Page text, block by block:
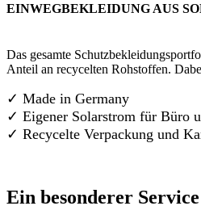
EINWEGBEKLEIDUNG AUS
Das gesamte
Anteil an recycelten Rohstoffen.
✓ Made in Germany
✓ Eigener Solarstrom für Büro
✓ Recycelte Verpackung und
Ein besonderer